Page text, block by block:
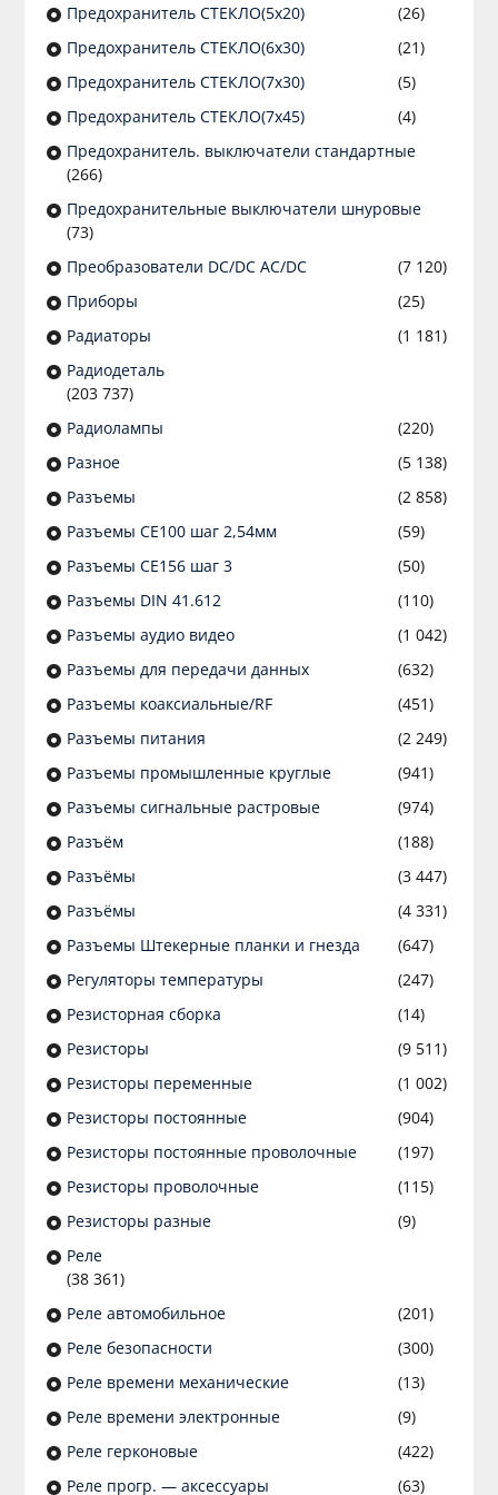
Предохранитель СТЕКЛО(5х20)
(26)
Предохранитель СТЕКЛО(6х30)
(21)
Предохранитель СТЕКЛО(7х30)
(5)
Предохранитель СТЕКЛО(7х45)
(4)
Предохранитель. выключатели стандартные
(266)
Предохранительные выключатели шнуровые
(73)
Преобразователи DC/DC AC/DC
(7 120)
Приборы
(25)
Радиаторы
(1 181)
Радиодеталь
(203 737)
Радиолампы
(220)
Разное
(5 138)
Разъeмы
(2 858)
Разъeмы CE100 шаг 2,54мм
(59)
Разъeмы CE156 шаг 3
(50)
Разъeмы DIN 41.612
(110)
Разъeмы аудио видео
(1 042)
Разъeмы для передачи данных
(632)
Разъeмы коаксиальные/RF
(451)
Разъeмы питания
(2 249)
Разъeмы промышленные круглые
(941)
Разъeмы сигнальные растровые
(974)
Разъём
(188)
Разъёмы
(3 447)
Разъёмы
(4 331)
Разъемы Штекерные планки и гнезда
(647)
Регуляторы температуры
(247)
Резисторная сборка
(14)
Резисторы
(9 511)
Резисторы переменные
(1 002)
Резисторы постоянные
(904)
Резисторы постоянные проволочные
(197)
Резисторы проволочные
(115)
Резисторы разные
(9)
Реле
(38 361)
Реле автомобильное
(201)
Реле безопасности
(300)
Реле времени механические
(13)
Реле времени электронные
(9)
Реле герконовые
(422)
Реле прогр. — аксессуары
(63)